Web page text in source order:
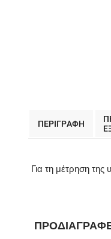
ΠΕΡΙΓΡΑΦΗ
Για τη μέτρηση